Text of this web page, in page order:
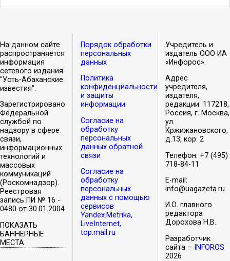
На данном сайте
распространяется
информация
сетевого издания
"Усть-Абаканские
известия".
Зарегистрировано
Федеральной
службой по
надзору в сфере
связи,
информационных
технологий и
массовых
коммуникаций
(Роскомнадзор).
Реестровая
запись ПИ № 16 -
0480 от 30.01.2004
ПОКАЗАТЬ
БАННЕРНЫЕ
МЕСТА
Порядок обработки
персональных
данных
Политика
конфиденциальности
и защиты
информации
Согласие на
обработку
персональных
данных обратной
связи
Согласие на
обработку
персональных
данных с помощью
сервисов
Yandex.Metrika,
LiveInternet,
top.mail.ru
Учредитель и
издатель ООО ИА
«Инфорос».
Адрес
учредителя,
издателя,
редакции: 117218,
Россия, г. Москва,
ул.
Кржижановского,
д.13, кор. 2
Телефон: +7 (495)
718-84-11
E-mail:
info@uagazeta.ru
И.О. главного
редактора
Дорохова Н.В.
Разработчик
сайта –
INFOROS
2026